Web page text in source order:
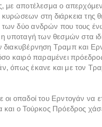
με αποτέλεσμα ο
στη διάρκεια της
δύο ανδρών που τους
η υποταγή των θεσμών στα
διακυβέρνηση Τραμπ και
καιρό παραμένει
όπως έκανε και με τον
οι οπαδοί του Ερντογάν να
ο Τούρκος Πρόεδρος